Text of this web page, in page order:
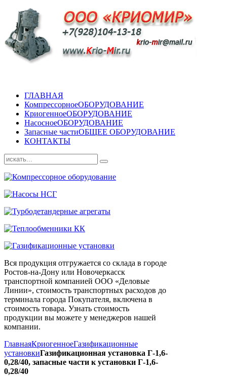
ГЛАВНАЯ
КомпрессорноеОБОРУДОВАНИЕ
КриогенноеОБОРУДОВАНИЕ
НасосноеОБОРУДОВАНИЕ
Запасные частиОБЩЕЕ ОБОРУДОВАНИЕ
КОНТАКТЫ
Вся продукция отгружается со склада в городе
Ростов-на-Дону или Новочеркасск
транспортной компанией ООО «Деловые
Линии», стоимость транспортных расходов до
терминала города Покупателя, включена в
стоимость товара. Узнать стоимость
продукции вы можете у менеджеров нашей
компании.
ГлавнаяКриогенноеГазификационные
установкиГазификационная установка Г-1,6-
0,28/40, запасные части к установки Г-1,6-
0,28/40